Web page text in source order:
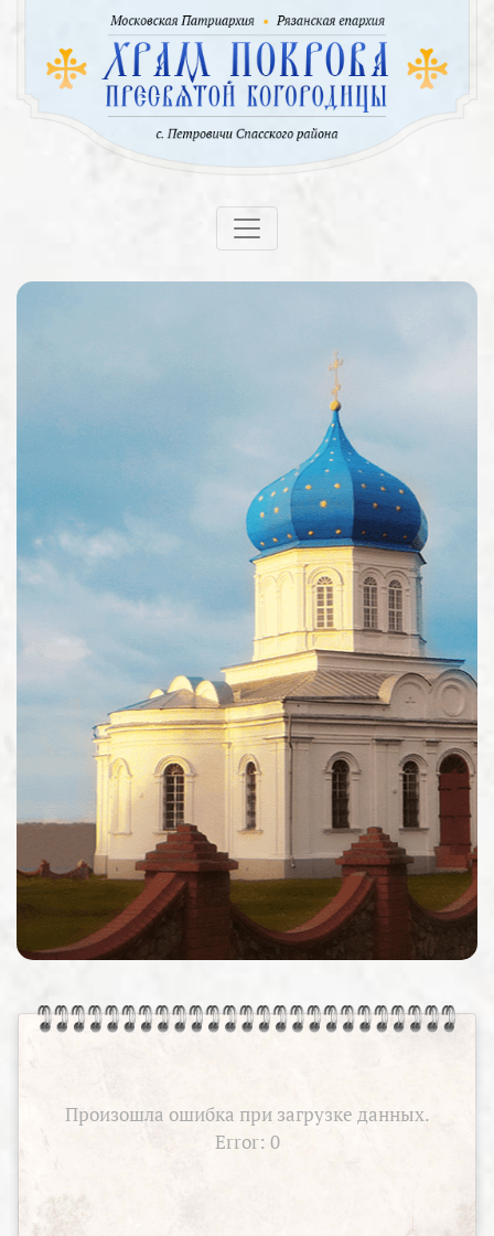
Произошла ошибка при загрузке данных.
Error: 0